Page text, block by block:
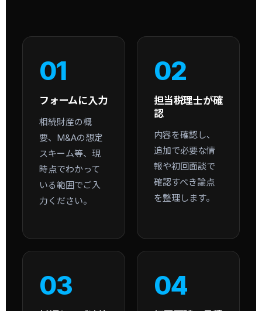
01
フォームに入力
相続財産の概
要、M&Aの想定
スキーム等、現
時点でわかって
いる範囲でご入
力ください。
02
担当税理士が確
認
内容を確認し、
追加で必要な情
報や初回面談で
確認すべき論点
を整理します。
03 04